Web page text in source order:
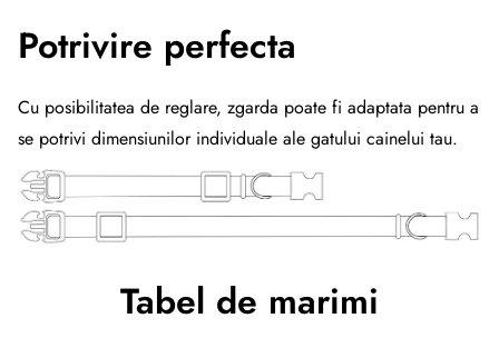
Potrivire perfecta
Cu posibilitatea de reglare, zgarda poate fi adaptata pentru a
se potrivi dimensiunilor individuale ale gatului cainelui tau.
Tabel de marimi